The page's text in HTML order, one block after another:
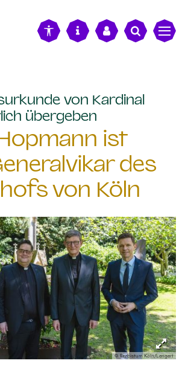
von Kardinal
übergeben
ist
des
von Köln
© Erzbistum Köln/Lengert